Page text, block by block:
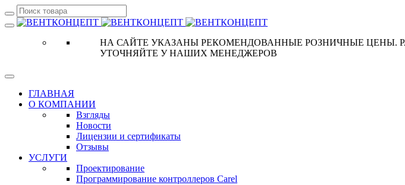
НА САЙТЕ УКАЗАНЫ РЕКОМЕНДОВАННЫЕ РОЗНИЧНЫЕ ЦЕНЫ.
УТОЧНЯЙТЕ У НАШИХ МЕНЕДЖЕРОВ
ГЛАВНАЯ
О КОМПАНИИ
Взгляды
Новости
Лицензии и сертификаты
Отзывы
УСЛУГИ
Проектирование
Программирование контроллеров Carel